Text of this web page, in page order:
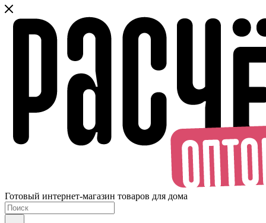
Готовый интернет-магазин товаров для дома